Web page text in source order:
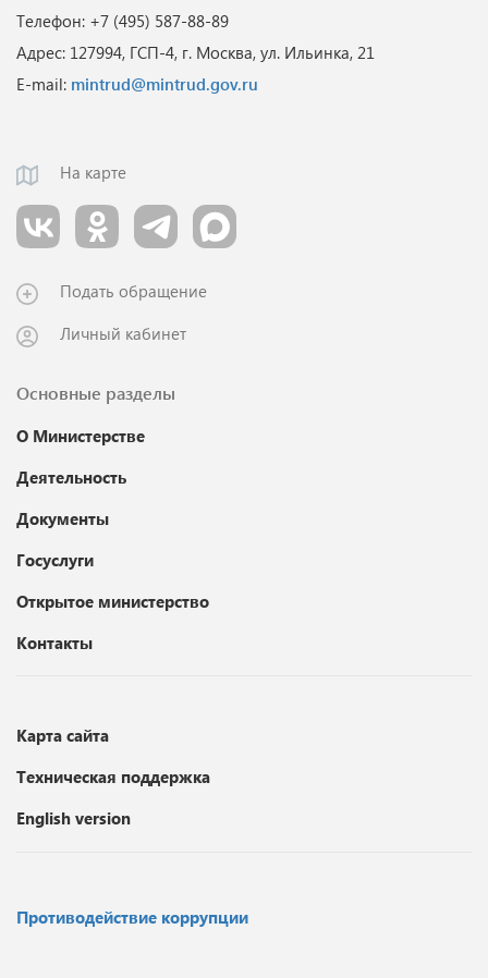
Телефон: +7 (495) 587-88-89
Адрес: 127994, ГСП-4, г. Москва, ул. Ильинка, 21
E-mail: mintrud@mintrud.gov.ru
На карте
Подать обращение
Личный кабинет
Основные разделы
О Министерстве
Деятельность
Документы
Госуслуги
Открытое министерство
Контакты
Карта сайта
Техническая поддержка
English version
Противодействие коррупции